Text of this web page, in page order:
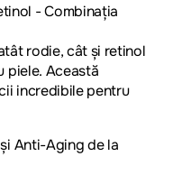
- Combinația
rodie, cât și retinol
piele. Această
incredibile pentru
Anti-Aging de la